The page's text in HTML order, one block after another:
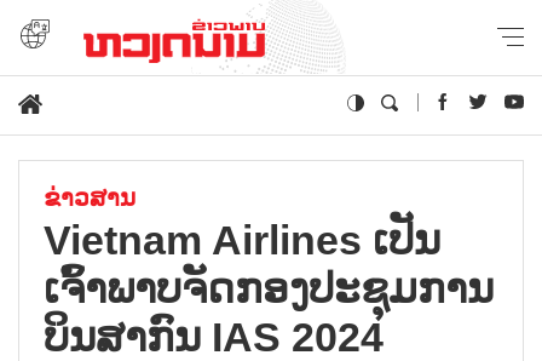
ຂ່າວສານ
Vietnam Airlines ເປັນ​
ເຈົ້າ​ພາບຈັດ​ກອງ​ປະ​ຊຸມ​ການ​
ບິນ​ສາ​ກົນ IAS 2024